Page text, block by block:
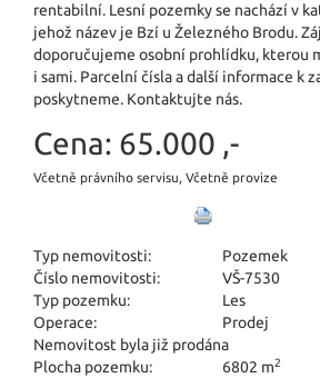
rentabilní. Lesní pozemky se nachází v
jehož název je Bzí u Železného Brodu.
doporučujeme osobní prohlídku, kterou
i sami. Parcelní čísla a další informace k
poskytneme. Kontaktujte nás.
Cena: 65.000 ,-
Včetně právního servisu, Včetně provize
Typ nemovitosti:
Pozemek
Číslo nemovitosti:
VŠ-7530
Typ pozemku:
Les
Operace:
Prodej
Nemovitost byla již prodána
Plocha pozemku:
6802 m2